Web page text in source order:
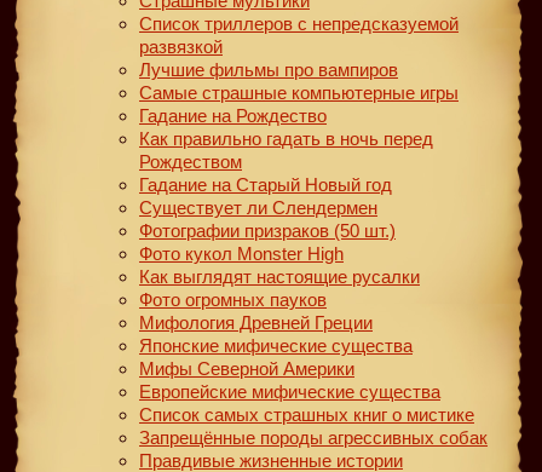
Список триллеров с непредсказуемой
развязкой
Лучшие фильмы про вампиров
Самые страшные компьютерные игры
Гадание на Рождество
Как правильно гадать в ночь перед
Рождеством
Гадание на Старый Новый год
Существует ли Слендермен
Фотографии призраков (50 шт.)
Фото кукол Monster High
Как выглядят настоящие русалки
Фото огромных пауков
Мифология Древней Греции
Японские мифические существа
Мифы Северной Америки
Европейские мифические существа
Список самых страшных книг о мистике
Запрещённые породы агрессивных собак
Правдивые жизненные истории